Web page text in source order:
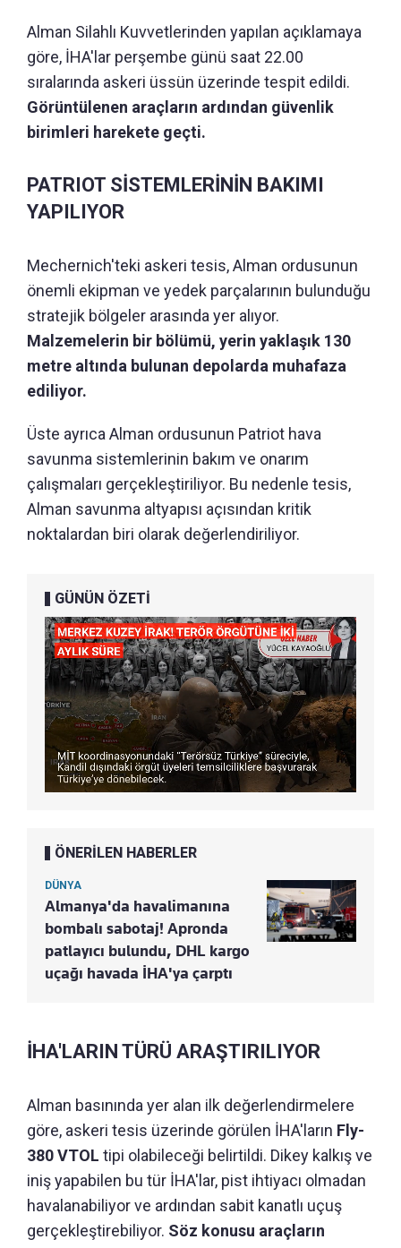
Alman Silahlı Kuvvetlerinden yapılan açıklamaya
göre, İHA'lar perşembe günü saat 22.00
sıralarında askeri üssün üzerinde tespit edildi.
Görüntülenen araçların ardından güvenlik
birimleri harekete geçti.
PATRIOT SİSTEMLERİNİN BAKIMI
YAPILIYOR
Mechernich'teki askeri tesis, Alman ordusunun
önemli ekipman ve yedek parçalarının bulunduğu
stratejik bölgeler arasında yer alıyor.
Malzemelerin bir bölümü, yerin yaklaşık 130
metre altında bulunan depolarda muhafaza
ediliyor.
Üste ayrıca Alman ordusunun Patriot hava
savunma sistemlerinin bakım ve onarım
çalışmaları gerçekleştiriliyor. Bu nedenle tesis,
Alman savunma altyapısı açısından kritik
noktalardan biri olarak değerlendiriliyor.
GÜNÜN ÖZETİ
ÖNERİLEN HABERLER
DÜNYA
Almanya'da havalimanına
bombalı sabotaj! Apronda
patlayıcı bulundu, DHL kargo
uçağı havada İHA'ya çarptı
İHA'LARIN TÜRÜ ARAŞTIRILIYOR
Alman basınında yer alan ilk değerlendirmelere
göre, askeri tesis üzerinde görülen İHA'ların Fly-
380 VTOL tipi olabileceği belirtildi. Dikey kalkış ve
iniş yapabilen bu tür İHA'lar, pist ihtiyacı olmadan
havalanabiliyor ve ardından sabit kanatlı uçuş
gerçekleştirebiliyor. Söz konusu araçların